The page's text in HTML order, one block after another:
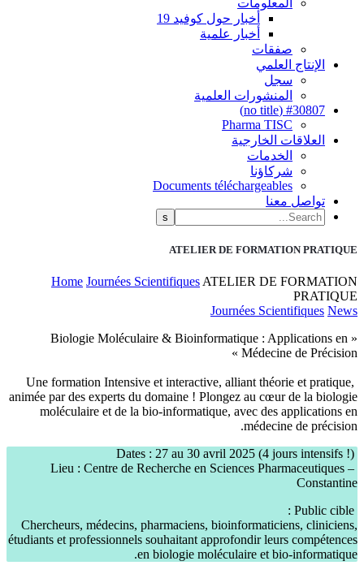
المعلومات
أخبار حول كوفيد 19
أخبار علمية
صفقات
الإنتاج العلمي
سجل
المنشورات العلمية
#30807 (no title)
Pharma TISC
العلاقات الخارجية
الخدمات
شركاؤنا
Documents téléchargeables
تواصل معنا
ATELIER DE FORMATION PRATIQUE
Home Journées Scientifiques ATELIER DE FORMATION
PRATIQUE
Journées Scientifiques News
« Biologie Moléculaire & Bioinformatique : Applications en
Médecine de Précision »
Une formation Intensive et interactive, alliant théorie et pratique,
animée par des experts du domaine ! Plongez au cœur de la biologie
moléculaire et de la bio-informatique, avec des applications en
médecine de précision.
Lieu : Centre de Recherche en Sciences Pharmaceutiques –
Constantine
Chercheurs, médecins, pharmaciens, bioinformaticiens, cliniciens,
étudiants et professionnels souhaitant approfondir leurs compétences
en biologie moléculaire et bio-informatique.